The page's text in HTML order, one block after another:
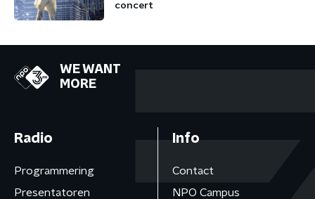
concert
WE WANT
MORE
Radio
Programmering
Presentatoren
Info
Contact
NPO Campus